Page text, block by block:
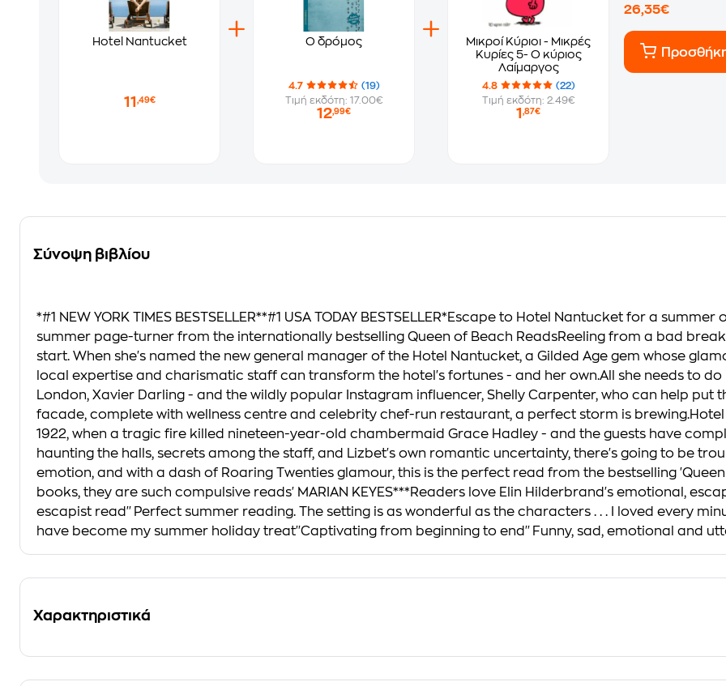
Hotel Nantucket
11 ,49€
Ο δρόμος
4.7
(19)
Τιμή εκδότη: 17.00€
12,99€
Μικροί Κύριοι - Μικρές
Κυρίες 5- Ο κύριος
Λαίμαργος
4.8
(22)
Τιμή εκδότη: 2.49€
1 ,87€
26,35€
Σύνοψη βιβλίου
*#1 NEW YORK TIMES BESTSELLER**#1 USA TODAY BESTSELLER*Escape to Hotel Nantucket for a
summer page-turner from the internationally bestselling Queen of Beach ReadsReeling from a bad
start. When she's named the new general manager of the Hotel Nantucket, a Gilded Age gem whose
local expertise and charismatic staff can transform the hotel's fortunes - and her own.All she needs to
London, Xavier Darling - and the wildly popular Instagram influencer, Shelly Carpenter, who can help put
facade, complete with wellness centre and celebrity chef-run restaurant, a perfect storm is
1922, when a tragic fire killed nineteen-year-old chambermaid Grace Hadley - and the guests have
haunting the halls, secrets among the staff, and Lizbet's own romantic uncertainty, there's going to be
emotion, and with a dash of Roaring Twenties glamour, this is the perfect read from the bestselling
books, they are such compulsive reads' MARIAN KEYES***Readers love Elin Hilderbrand's emotional,
escapist read''Perfect summer reading. The setting is as wonderful as the characters . . . I loved every
have become my summer holiday treat''Captivating from beginning to end''Funny, sad, emotional and
Χαρακτηριστικά